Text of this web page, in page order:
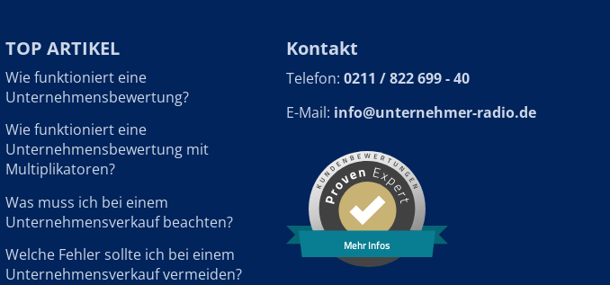
TOP ARTIKEL
Wie funktioniert eine
Unternehmensbewertung?
Wie funktioniert eine
Unternehmensbewertung mit
Multiplikatoren?
Was muss ich bei einem
Unternehmensverkauf beachten?
Welche Fehler sollte ich bei einem
Unternehmensverkauf vermeiden?
Kontakt
Telefon: 0211 / 822 699 - 40
E-Mail: info@unternehmer-radio.de
Mehr Infos